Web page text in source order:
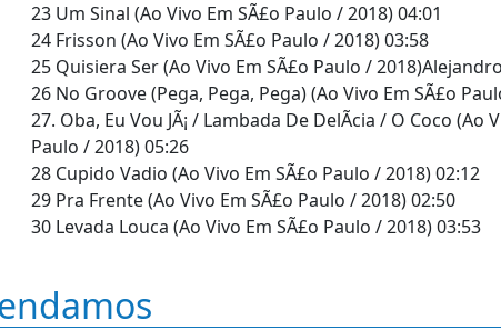
23 Um Sinal (Ao Vivo Em SÃ£o Paulo / 2018) 04:01
24 Frisson (Ao Vivo Em SÃ£o Paulo / 2018) 03:58
25 Quisiera Ser (Ao Vivo Em SÃ£o Paulo /
26 No Groove (Pega, Pega, Pega) (Ao Vivo Em SÃ£o
27. Oba, Eu Vou JÃ¡ / Lambada De DelÃ­cia / O Coco (Ao
Paulo / 2018) 05:26
28 Cupido Vadio (Ao Vivo Em SÃ£o Paulo / 2018) 02:12
29 Pra Frente (Ao Vivo Em SÃ£o Paulo / 2018) 02:50
30 Levada Louca (Ao Vivo Em SÃ£o Paulo / 2018) 03:53